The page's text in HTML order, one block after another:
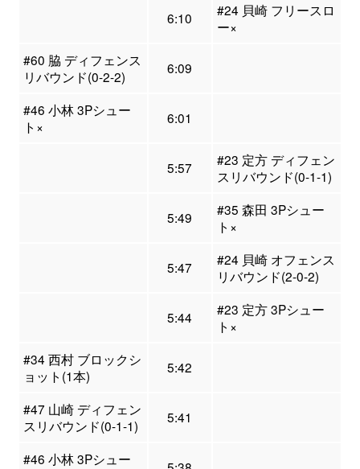
6:10
#24 貝崎 フリースロ
ー×
#60 脇 ディフェンス
リバウンド(0-2-2)
6:09
#46 小林 3Pシュー
ト×
6:01
5:57
#23 定方 ディフェン
スリバウンド(0-1-1)
5:49
#35 森田 3Pシュー
ト×
5:47
#24 貝崎 オフェンス
リバウンド(2-0-2)
5:44
#23 定方 3Pシュー
ト×
#34 西村 ブロックシ
ョット(1本)
5:42
#47 山崎 ディフェン
スリバウンド(0-1-1)
5:41
#46 小林 3Pシュー